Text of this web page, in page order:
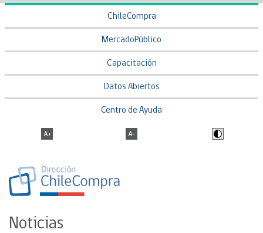
ChileCompra
MercadoPúblico
Capacitación
Datos Abiertos
Centro de Ayuda
Noticias